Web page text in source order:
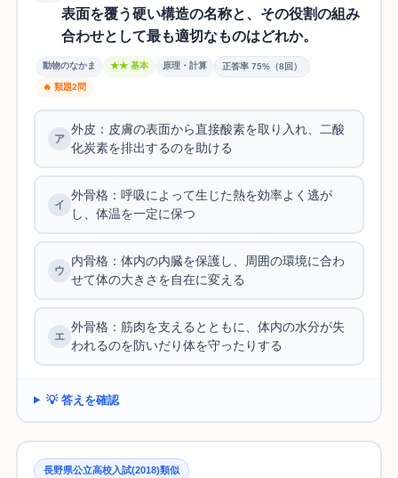
表面を覆う硬い構造の名称と、その役割の組み
合わせとして最も適切なものはどれか。
動物のなかま ★★ 基本 原理・計算 正答率 75%（8回）
🔥 類題2問
外皮：皮膚の表面から直接酸素を取り入れ、二酸
化炭素を排出するのを助ける
外骨格：呼吸によって生じた熱を効率よく逃が
し、体温を一定に保つ
内骨格：体内の内臓を保護し、周囲の環境に合わ
せて体の大きさを自在に変える
外骨格：筋肉を支えるとともに、体内の水分が失
われるのを防いだり体を守ったりする
💡 答えを確認
長野県公立高校入試(2018)類似